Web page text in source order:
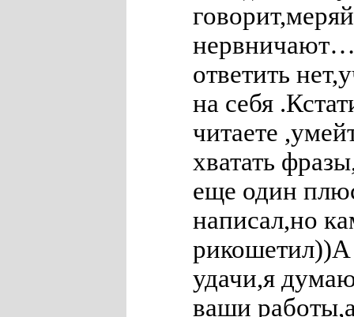
ответить
на себя
читаете
хватать
еще один
написал,но
рикошетил))А
удачи,я
ваши